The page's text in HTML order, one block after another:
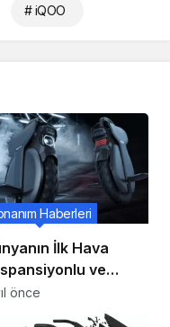
# iQOO
İlk Hava
ve
Motorlu Tek
Bisikleti: V11!
Haberleri
önce